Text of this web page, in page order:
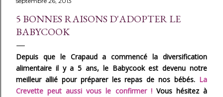
5 BONNES RAISONS D'ADOPTER LE
BABYCOOK
Depuis que le Crapaud a commencé la diversification
alimentaire il y a 5 ans, le Babycook est devenu notre
meilleur allié pour préparer les repas de nos bébés. La
Crevette peut aussi vous le confirmer !Vous hésitez à